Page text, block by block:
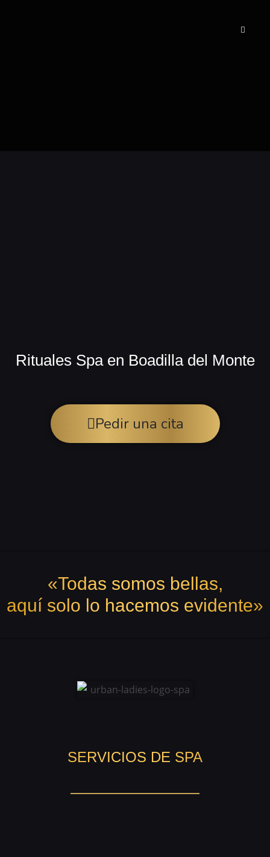
Rituales Spa en Boadilla del Monte
Pedir una cita
«Todas somos bellas,
aquí solo lo hacemos evidente»
SERVICIOS DE SPA